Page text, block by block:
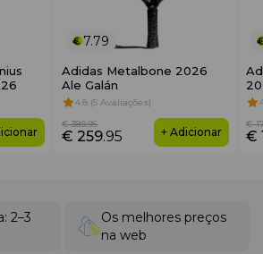
7.79
Adidas Metalbone 2026
Ale Galán
4.8 (5 Avaliações)
€ 259.95
€ 389.95
+ Adicionar €
€
2–3
Os melhores preços
na web